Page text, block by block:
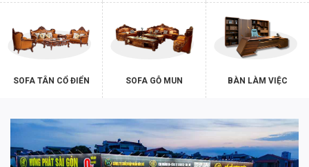
SOFA TÂN CỔ ĐIỂN SOFA GỖ MUN BÀN LÀM VIỆC